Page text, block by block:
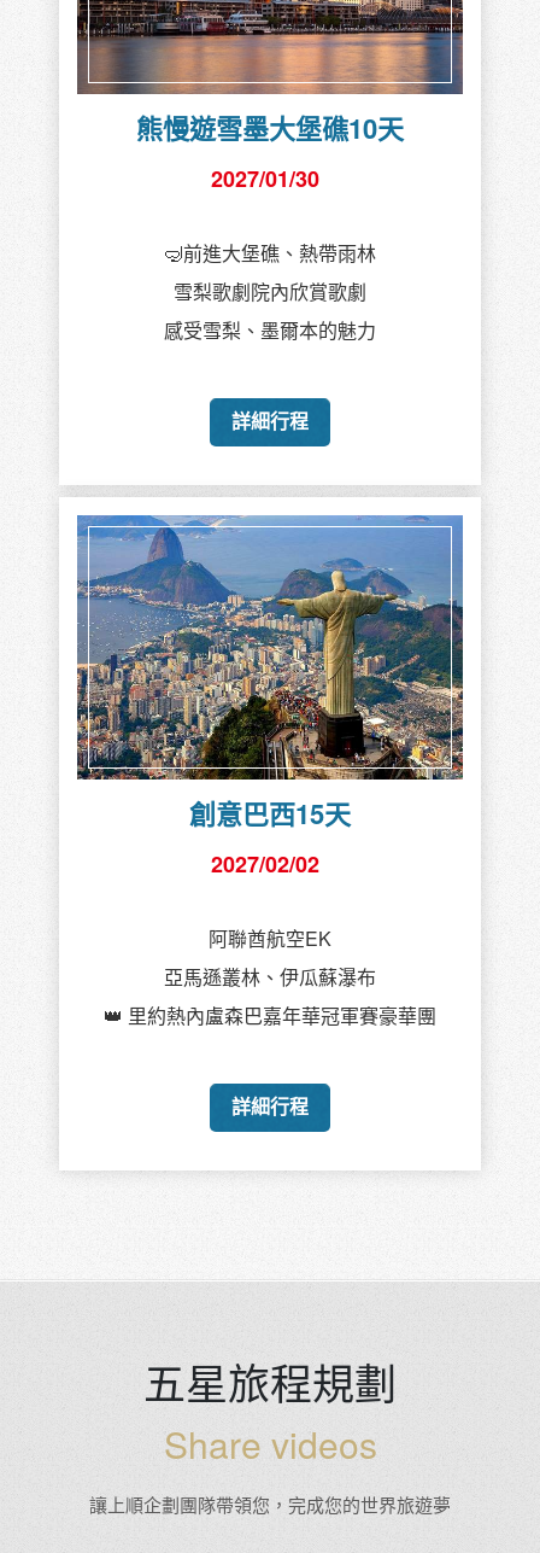
熊慢遊雪墨大堡礁10天
2027/01/30
🤿前進大堡礁、熱帶雨林
雪梨歌劇院內欣賞歌劇
感受雪梨、墨爾本的魅力
詳細行程
創意巴西15天
2027/02/02
阿聯酋航空EK
亞馬遜叢林、伊瓜蘇瀑布
👑 里約熱內盧森巴嘉年華冠軍賽豪華團
詳細行程
五星旅程規劃
Share videos
讓上順企劃團隊帶領您，完成您的世界旅遊夢